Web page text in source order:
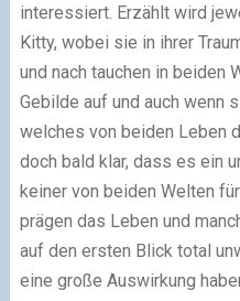
interessiert. Erzählt wird
Kitty, wobei sie in ihrer
und nach tauchen in beiden
Gebilde auf und auch wenn
welches von beiden Leben
doch bald klar, dass es ein
keiner von beiden Welten
prägen das Leben und
auf den ersten Blick total
eine große Auswirkung